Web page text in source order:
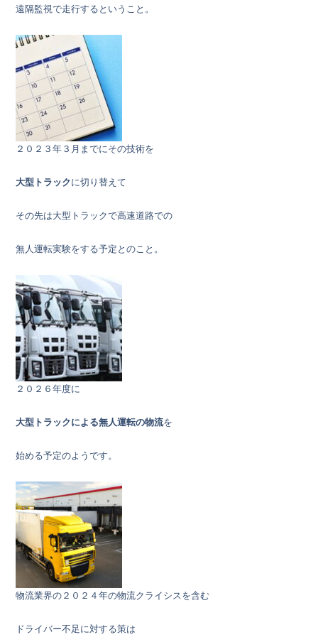
遠隔監視で走行するということ。
２０２３年３月までにその技術を
大型トラックに切り替えて
その先は大型トラックで高速道路での
無人運転実験をする予定とのこと。
２０２６年度に
大型トラックによる無人運転の物流を
始める予定のようです。
物流業界の２０２４年の物流クライシスを含む
ドライバー不足に対する策は